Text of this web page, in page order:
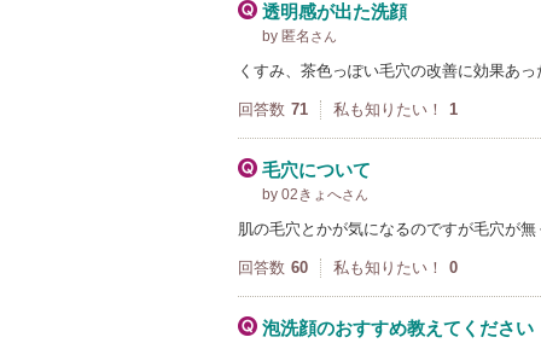
透明感が出た洗顔
by 匿名 さん
くすみ、茶色っぽい毛穴の改善に効果あ
回答数 71 私も知りたい！ 1
毛穴について
by 02きょへさん
肌の毛穴とかが気になるのですが毛穴が
回答数 60 私も知りたい！ 0
泡洗顔のおすすめ教えてください